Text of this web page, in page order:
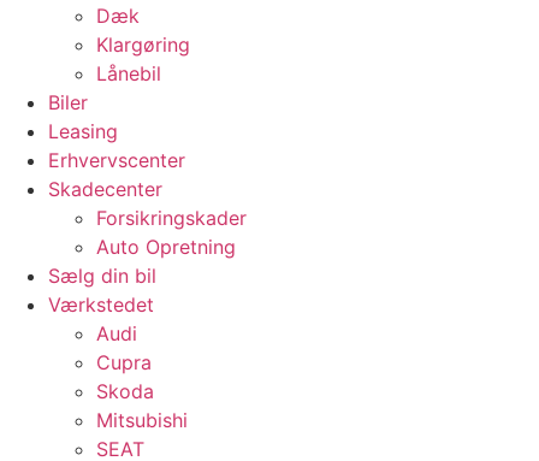
Dæk
Klargøring
Lånebil
Biler
Leasing
Erhvervscenter
Skadecenter
Forsikringskader
Auto Opretning
Sælg din bil
Værkstedet
Audi
Cupra
Skoda
Mitsubishi
SEAT